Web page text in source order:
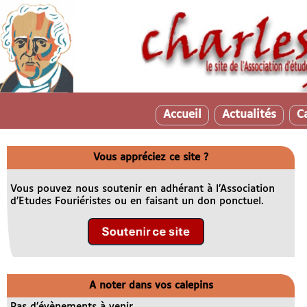
Accueil Actualités
Vous appréciez ce site ?
Vous pouvez nous soutenir en adhérant à l’Association
d’Etudes Fouriéristes ou en faisant un don ponctuel.
A noter dans vos calepins